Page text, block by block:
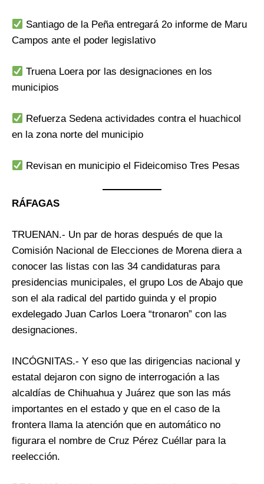
Santiago de la Peña entregará 2o informe de Maru
Campos ante el poder legislativo
Truena Loera por las designaciones en los
municipios
Refuerza Sedena actividades contra el huachicol
en la zona norte del municipio
Revisan en municipio el Fideicomiso Tres Pesas
RÁFAGAS
TRUENAN.- Un par de horas después de que la
Comisión Nacional de Elecciones de Morena diera a
conocer las listas con las 34 candidaturas para
presidencias municipales, el grupo Los de Abajo que
son el ala radical del partido guinda y el propio
exdelegado Juan Carlos Loera “tronaron” con las
designaciones.
INCÓGNITAS.- Y eso que las dirigencias nacional y
estatal dejaron con signo de interrogación a las
alcaldías de Chihuahua y Juárez que son las más
importantes en el estado y que en el caso de la
frontera llama la atención que en automático no
figurara el nombre de Cruz Pérez Cuéllar para la
reelección.